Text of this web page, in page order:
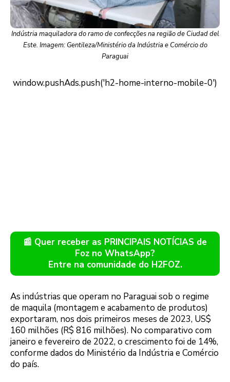
Indústria maquiladora do ramo de confecções na região de Ciudad del
Este. Imagem: Gentileza/Ministério da Indústria e Comércio do
Paraguai
📰 Quer receber as PRINCIPAIS NOTÍCIAS de
Foz no WhatsApp?
Entre na comunidade do H2FOZ.
As indústrias que operam no Paraguai sob o regime
de maquila (montagem e acabamento de produtos)
exportaram, nos dois primeiros meses de 2023, US$
160 milhões (R$ 816 milhões). No comparativo com
janeiro e fevereiro de 2022, o crescimento foi de 14%,
conforme dados do Ministério da Indústria e Comércio
do país.